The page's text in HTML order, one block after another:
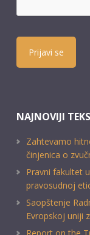
Prijavi se
NAJNOVIJI
Zahtevamo
činjenica o
Pravni fakultet
pravosudnoj
Saopštenje
Evropskoj uniji